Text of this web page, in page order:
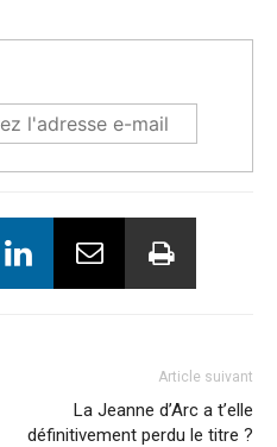
Article suivant
La Jeanne d’Arc a t’elle
définitivement perdu le titre ?